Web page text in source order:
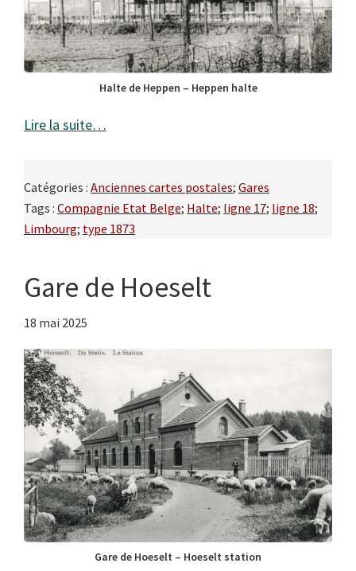
Halte de Heppen – Heppen halte
Lire la suite…
Catégories : Anciennes cartes postales; Gares
Tags : Compagnie Etat Belge; Halte; ligne 17; ligne 18;
Limbourg; type 1873
Gare de Hoeselt
18 mai 2025
Gare de Hoeselt – Hoeselt station